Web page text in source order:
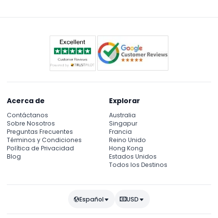
juego Dino para niños.
Acerca de
Contáctanos
Sobre Nosotros
Preguntas Frecuentes
Términos y Condiciones
Política de Privacidad
Blog
Explorar
Australia
Singapur
Francia
Reino Unido
Hong Kong
Estados Unidos
Todos los Destinos
Español USD